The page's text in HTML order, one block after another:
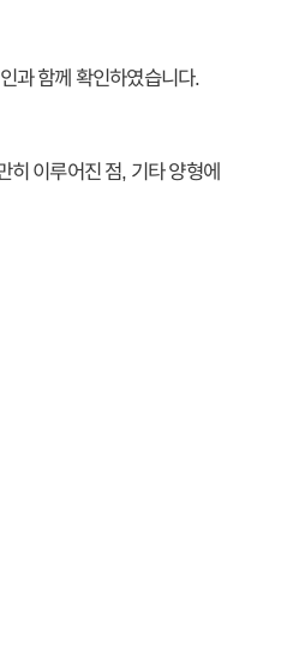
과 함께 확인하였습니다.
히 이루어진 점, 기타 양형에